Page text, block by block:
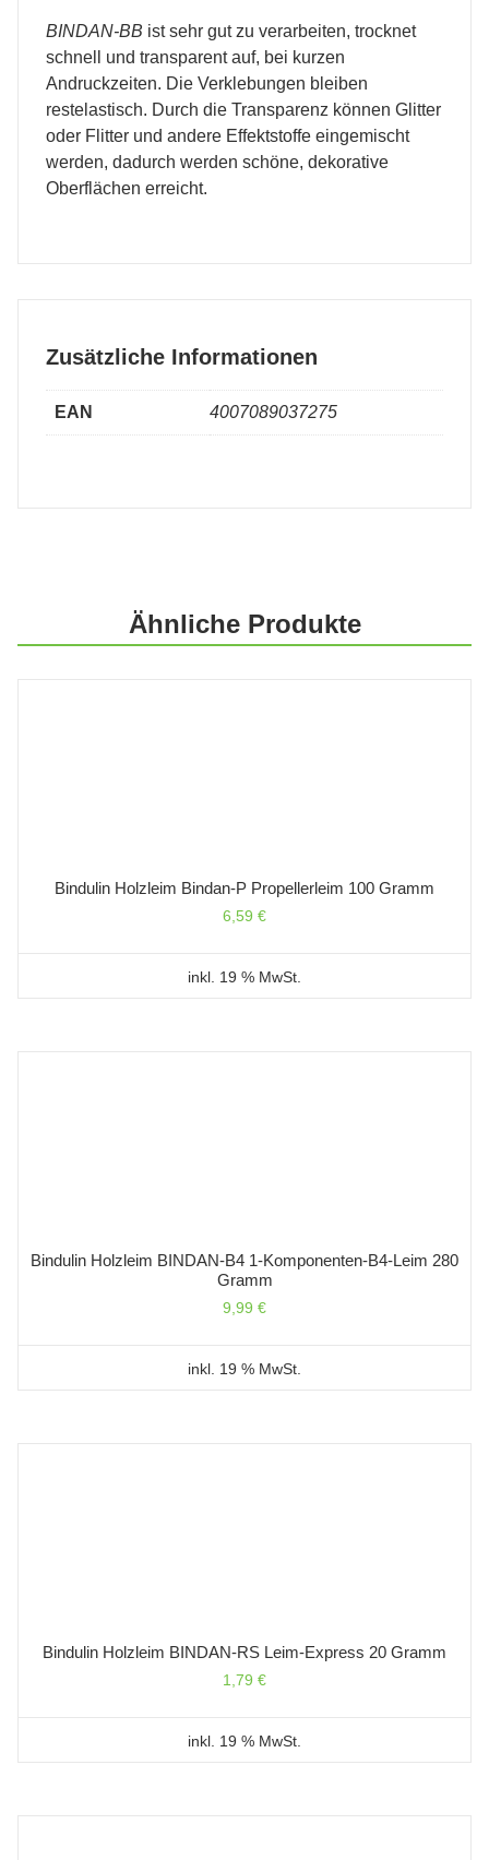
BINDAN-BB ist sehr gut zu verarbeiten, trocknet
schnell und transparent auf, bei kurzen
Andruckzeiten. Die Verklebungen bleiben
restelastisch. Durch die Transparenz können Glitter
oder Flitter und andere Effektstoffe eingemischt
werden, dadurch werden schöne, dekorative
Oberflächen erreicht.
Zusätzliche Informationen
EAN 4007089037275
Ähnliche Produkte
Bindulin Holzleim Bindan-P Propellerleim 100 Gramm
6,59 €
inkl. 19 % MwSt.
Bindulin Holzleim BINDAN-B4 1-Komponenten-B4-Leim 280
Gramm
9,99 €
inkl. 19 % MwSt.
Bindulin Holzleim BINDAN-RS Leim-Express 20 Gramm
1,79 €
inkl. 19 % MwSt.